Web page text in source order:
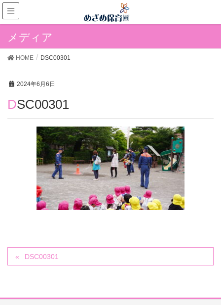
メディア
HOME DSC00301
2024年6月6日
DSC00301
DSC00301